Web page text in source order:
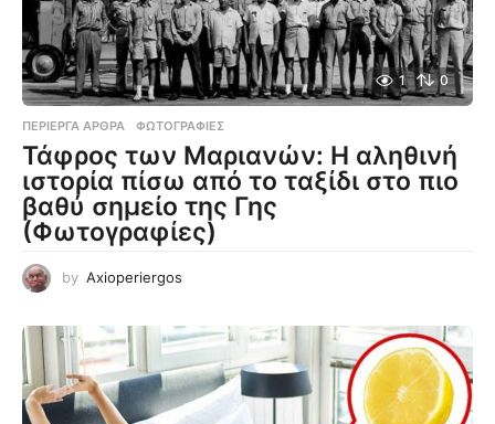
1 0
ΠΕΡΊΕΡΓΑ ΆΡΘΡΑ ,ΦΩΤΟΓΡΑΦΊΕΣ
Τάφρος των Μαριανών: Η αληθινή
ιστορία πίσω από το ταξίδι στο πιο
βαθύ σημείο της Γης
(Φωτογραφίες)
by Axioperiergos